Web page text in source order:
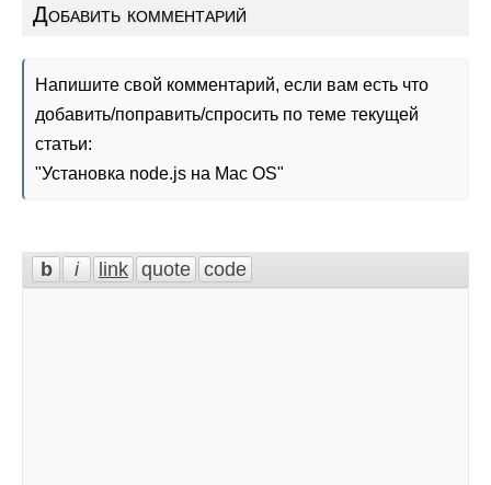
Добавить комментарий
Напишите свой комментарий, если вам есть что
добавить/поправить/спросить по теме текущей
статьи:
"Установка node.js на Mac OS"